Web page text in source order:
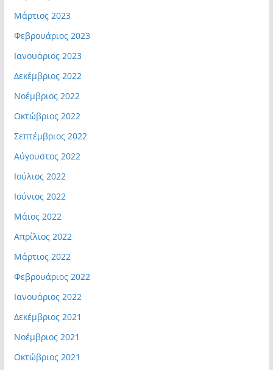
Μάρτιος 2023
Φεβρουάριος 2023
Ιανουάριος 2023
Δεκέμβριος 2022
Νοέμβριος 2022
Οκτώβριος 2022
Σεπτέμβριος 2022
Αύγουστος 2022
Ιούλιος 2022
Ιούνιος 2022
Μάιος 2022
Απρίλιος 2022
Μάρτιος 2022
Φεβρουάριος 2022
Ιανουάριος 2022
Δεκέμβριος 2021
Νοέμβριος 2021
Οκτώβριος 2021